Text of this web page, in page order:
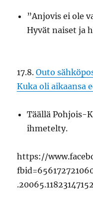
”Anjovis ei ole
Hyvät naiset ja
17.8.Outo
Kuka oli aikaansa
Täällä Pohjois-
ihmetelty.
https://